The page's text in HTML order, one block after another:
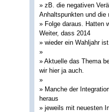
» zB. die negativen
Anhaltspunkten und die
» Folge daraus. Hatten
Weiter, dass 2014
» wieder ein Wahljahr ist.
»
» Aktuelle das Thema
wir hier ja auch.
»
» Manche der
heraus
» jeweils mit neuesten